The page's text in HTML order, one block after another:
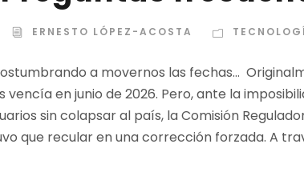
ERNESTO LÓPEZ-ACOSTA
a movernos las fechas…
en junio de 2026. Pero, ante la
sin colapsar al país, la Comisión
que recular en una corrección forzada. A